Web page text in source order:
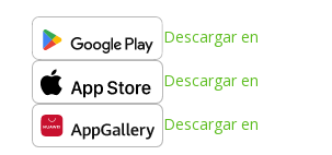
Descargar en
Descargar en
Descargar en